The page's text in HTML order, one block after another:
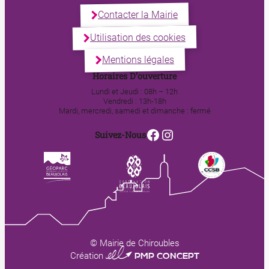
Contacter la Mairie
Utilisation des cookies
Mentions légales
Horaires D’ouverture
Lundi et Jeudi : 08h – 12h
Vendredi : 13h-18h
Mardi, mercredi, samedi et dimanche : fermé
Suivez-NousFacebook
Instagram
© Mairie de Chiroubles
Création 0123 PMP CONCEPT